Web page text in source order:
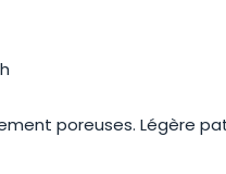
poreuses. Légère